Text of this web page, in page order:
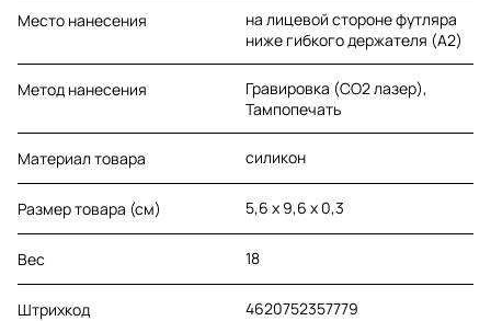
Место нанесения
на лицевой стороне футляра
ниже гибкого держателя (A2)
Метод нанесения
Гравировка (CO2 лазер),
Тампопечать
Материал товара силикон
Размер товара (см) 5,6 х 9,6 х 0,3
Вес 18
Штрихкод 4620752357779